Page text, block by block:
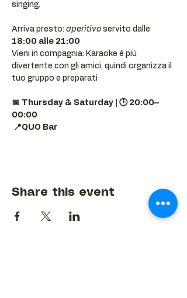
singing.
Arriva presto: aperitivo servito dalle
18:00 alle 21:00
Vieni in compagnia: Karaoke è più
divertente con gli amici, quindi organizza il
tuo gruppo e preparati
📅 Thursday & Saturday | 🕒 20:00–
00:00
📍QUO Bar
Share this event